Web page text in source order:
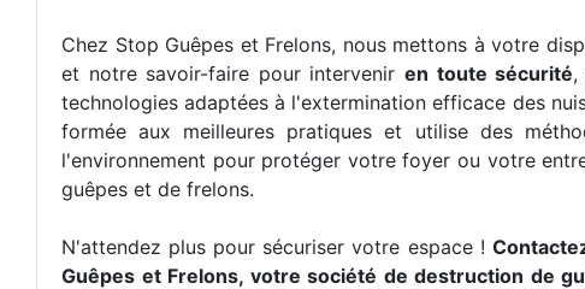
Chez Stop Guêpes et Frelons, nous mettons à votre
et notre savoir-faire pour intervenir en toute sécurité,
technologies adaptées à l'extermination efficace des
formée aux meilleures pratiques et utilise des
l'environnement pour protéger votre foyer ou votre
guêpes et de frelons.
N'attendez plus pour sécuriser votre espace !
Guêpes et Frelons, votre société de destruction de